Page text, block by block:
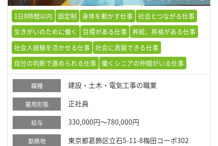
1日8時間以内 固定制 身体を動かす仕事
社会とつながる仕事
生きがいのために働く
目標がある仕事
昇給、昇格がある仕事
社会人経験を活かせる仕事
社会に貢献できる仕事
自分の判断で進められる仕事
働くシニアの仲間がいる仕事
職種 建設・土木・電気工事の職業
雇用形態 正社員
給与 330,000円～780,000円
勤務地 東京都葛飾区立石5-11-8梅田コーポ302